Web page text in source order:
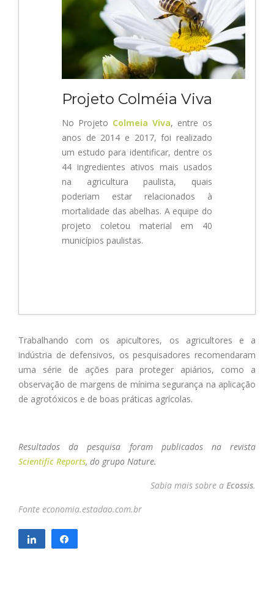
Projeto Colméia Viva
No Projeto Colmeia Viva, entre os
anos de 2014 e 2017, foi realizado
um estudo para identificar, dentre os
44 ingredientes ativos mais usados
na agricultura paulista, quais
poderiam estar relacionados à
mortalidade das abelhas. A equipe do
projeto coletou material em 40
municípios paulistas.
Trabalhando com os apicultores, os agricultores e a
indústria de defensivos, os pesquisadores recomendaram
uma série de ações para proteger apiários, como a
observação de margens de mínima segurança na aplicação
de agrotóxicos e de boas práticas agrícolas.
Resultados da pesquisa foram publicados na revista
Scientific Reports, do grupo Nature.
Sabia mais sobre a Ecossis.
Fonte economia.estadao.com.br
Compartilhar